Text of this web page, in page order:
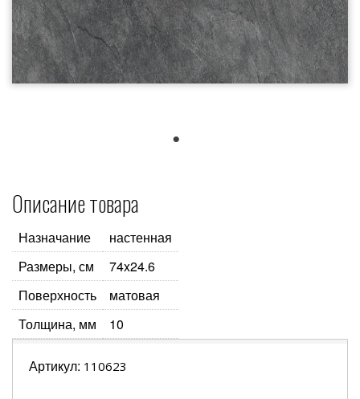
Описание товара
Назначание
настенная
Размеры, см
74x24.6
Поверхность
матовая
Толщина, мм
10
Артикул: 110623